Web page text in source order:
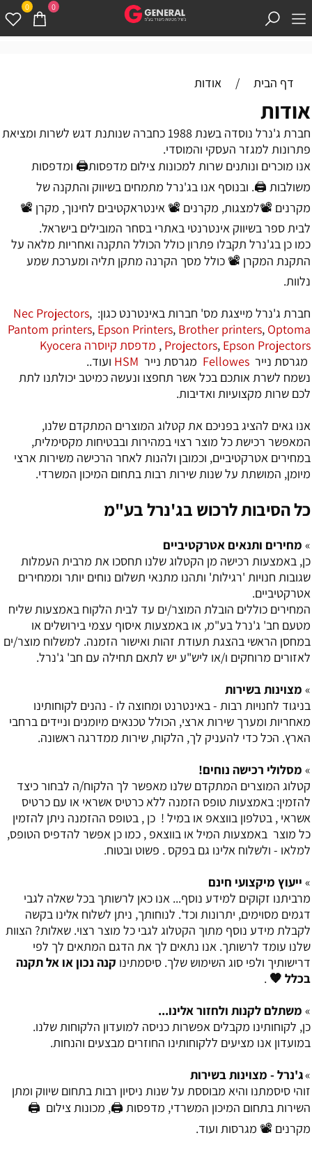
0 0
דף הבית / אודות
אודות
חברת ג'נרל נוסדה בשנת 1988 כחברה שנותנת דגש לשרות ומציאת
פתרונות למגזר העסקי והמוסדי.
אנו מוכרים ונותנים שרות למכונות צילום מדפסות🖨 ומדפסות
משולבות 🖨. ובנוסף אנו בג'נרל מתמחים בשיווק והתקנה של
מקרנים 📽למצגות, מקרנים 📽 אינטראקטיבים לחינוך, מקרן 📽
לבית ספר בשיווק אינטרנטי באתרי בסחר המובילים בישראל.
כמו כן בג'נרל תקבלו פתרון כולל הכולל התקנה ואחריות מלאה על
התקנת המקרן 📽 כולל מסך הקרנה מתקן תליה ומערכת שמע
נלוות.
חברת ג'נרל מייצגת מס' חברות באינטרנט כגון: Nec Projectors,
Pantom printers, Epson Printers, Brother printers, Optoma
Projectors, Epson Projectors
, מדפסת קיוסרה Kyocera
מגרסת נייר Fellowes מגרסת נייר HSM ועוד..
נשמח לשרת אותכם בכל אשר תחפצו ונעשה כמיטב יכולתנו לתת
לכם שרות מקצועיות ואדיבות.
אנו גאים להציג בפניכם את קטלוג המוצרים המתקדם שלנו,
המאפשר רכישת כל מוצר רצוי במהירות ובבטיחות מקסימלית,
במחירים אטרקטיביים, וכמובן ולהנות לאחר הרכישה משירות ארצי
מיומן, המושתת על שנות שירות רבות בתחום המיכון המשרדי.
כל הסיבות לרכוש בג'נרל בע"מ
» מחירים ותנאים אטרקטיביים
כן, באמצעות רכישה מן הקטלוג שלנו תחסכו את מרבית העמלות
שגובות חנויות 'רגילות' ותהנו מתנאי תשלום נוחים יותר וממחירים
אטרקטיביים.
המחירים כוללים הובלת המוצר/ים עד לבית הלקוח באמצעות שליח
מטעם חב' ג'נרל בע"מ, או באמצעות איסוף עצמי בירושלים או
במחסן הראשי בהצגת תעודת זהות ואישור הזמנה. למשלוח מוצר/ים
לאזורים מרוחקים ו/או ליש"ע יש לתאם תחילה עם חב' ג'נרל.
» מצוינות בשירות
בניגוד לחנויות רבות - באינטרנט ומחוצה לו - נהנים לקוחותינו
מאחריות ומערך שירות ארצי, הכולל טכנאים מיומנים וניידים ברחבי
הארץ. הכל כדי להעניק לך, הלקוח, שירות ממדרגה ראשונה.
» מסלולי רכישה נוחים!
קטלוג המוצרים המתקדם שלנו מאפשר לך הלקוח/ה לבחור כיצד
להזמין: באמצעות טופס הזמנה ללא כרטיס אשראי או עם כרטיס
אשראי , בטלפון בווצאפ או במיל ! כן , בטופס ההזמנה ניתן להזמין
כל מוצר באמצעות המיל או בווצאפ , כמו כן אפשר להדפיס הטופס,
למלאו - ולשלוח אלינו גם בפקס . פשוט ובטוח.
» ייעוץ מיקצועי חינם
מרביתנו זקוקים למידע נוסף... אנו כאן לרשותך בכל שאלה לגבי
דגמים מסוימים, יתרונות וכד'. לנוחותך, ניתן לשלוח אלינו בקשה
לקבלת מידע נוסף מתוך הקטלוג לגבי כל מוצר רצוי. שאלות? הצוות
שלנו עומד לרשותך. אנו נתאים לך את הדגם המתאים לך לפי
דרישותיך ולפי סוג השימוש שלך. סיסמתינו קנה נכון או אל תקנה
בכלל 🧡 .
» משתלם לקנות ולחזור אלינו...
כן, לקוחותינו מקבלים אפשרות כניסה למועדון הלקוחות שלנו.
במועדון אנו מציעים ללקוחותינו החוזרים מבצעים והנחות.
»ג'נרל - מצוינות בשירות
זוהי סיסמתנו והיא מבוססת על שנות ניסיון רבות בתחום שיווק ומתן
השירות בתחום המיכון המשרדי, מדפסות 🖨, מכונות צילום 🖨
מקרנים 📽 מגרסות ועוד.